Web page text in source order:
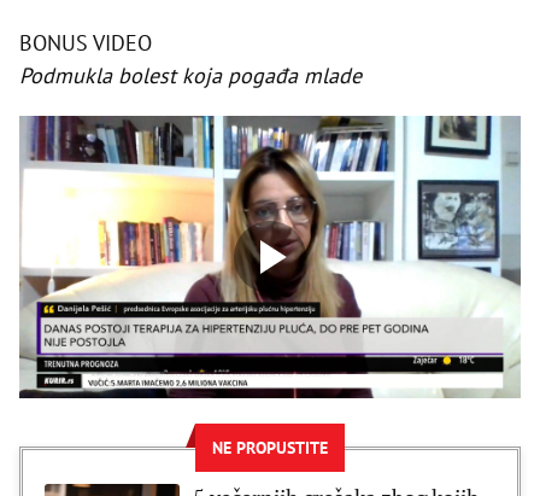
BONUS VIDEO
Podmukla bolest koja pogađa mlade
NE PROPUSTITE